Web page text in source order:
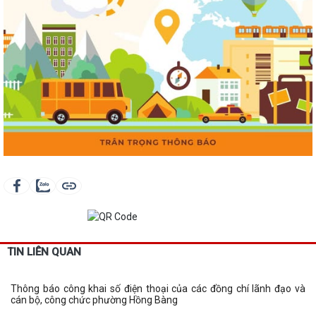
TIN LIÊN QUAN
Thông báo công khai số điện thoại của các đồng chí lãnh đạo và
cán bộ, công chức phường Hồng Bàng